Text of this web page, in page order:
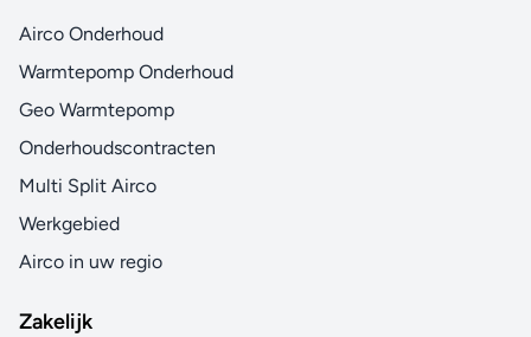
Airco Onderhoud
Warmtepomp Onderhoud
Geo Warmtepomp
Onderhoudscontracten
Multi Split Airco
Werkgebied
Airco in uw regio
Zakelijk